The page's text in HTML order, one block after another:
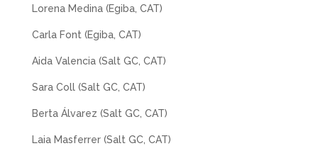
Lorena Medina (Egiba, CAT)
Carla Font (Egiba, CAT)
Aida Valencia (Salt GC, CAT)
Sara Coll (Salt GC, CAT)
Berta Álvarez (Salt GC, CAT)
Laia Masferrer (Salt GC, CAT)